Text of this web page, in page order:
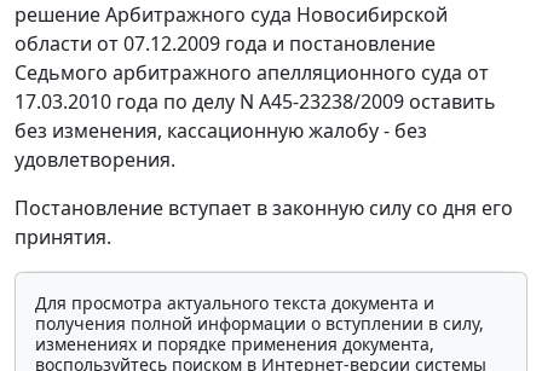
решение Арбитражного суда Новосибирской
области от 07.12.2009 года и постановление
Седьмого арбитражного апелляционного суда от
17.03.2010 года по делу N А45-23238/2009 оставить
без изменения, кассационную жалобу - без
удовлетворения.
Постановление вступает в законную силу со дня его
принятия.
Для просмотра актуального текста документа и
получения полной информации о вступлении в силу,
изменениях и порядке применения документа,
воспользуйтесь поиском в Интернет-версии системы